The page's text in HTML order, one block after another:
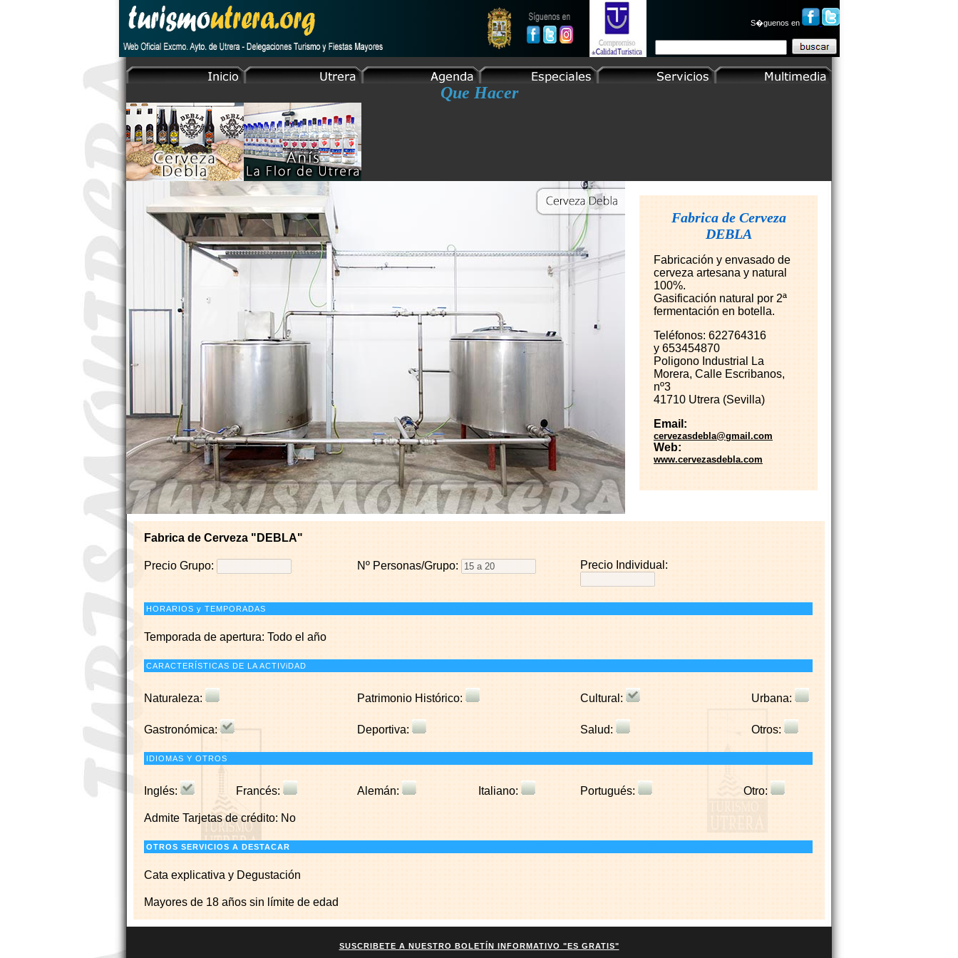
S�guenos en
Que Hacer
Fabrica de Cerveza
DEBLA
Fabricación y envasado de
cerveza artesana y natural
100%.
Gasificación natural por 2ª
fermentación en botella.
Teléfonos: 622764316
y 653454870
Poligono Industrial La
Morera, Calle Escribanos,
nº3
41710 Utrera (Sevilla)
Email:
cervezasdebla@gmail.com
Web:
www.cervezasdebla.com
Fabrica de Cerveza "DEBLA"
Precio Grupo: Nº Personas/Grupo: Precio Individual:
HORARIOS y TEMPORADAS
Temporada de apertura: Todo el año
CARACTERÍSTICAS DE LA ACTIViDAD
Naturaleza: Patrimonio Histórico: Cultural: Urbana:
Gastronómica: Deportiva: Salud: Otros:
IDIOMAS Y OTROS
Inglés: Francés: Alemán: Italiano: Portugués: Otro:
Admite Tarjetas de crédito: No
OTROS SERVICIOS A DESTACAR
Cata explicativa y Degustación
Mayores de 18 años sin límite de edad
SUSCRIBETE A NUESTRO BOLETÍN INFORMATIVO "ES GRATIS"